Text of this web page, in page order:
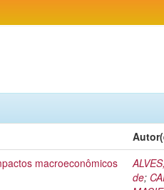
macroeconômicos
de;